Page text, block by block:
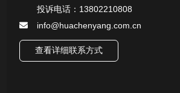
微生物样本保存液（通用运输传媒介质）
核酸（DNA&RNA）样本采集与保存套装
投诉电话：13802210808
info@huachenyang.com.cn
查看详细联系方式